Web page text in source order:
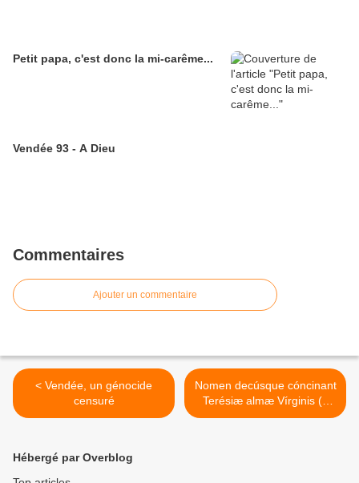
Petit papa, c'est donc la mi-carême...
Vendée 93 - A Dieu
Commentaires
Ajouter un commentaire
< Vendée, un génocide
censuré
Nomen decúsque cóncinant
Terésiæ almæ Vírginis (à
Matines, 1962) - Sainte
Hébergé par Overblog